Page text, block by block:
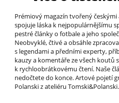
Prémiový magazín tvořený
spojuje láska k nejpopulárnějšímu
pestré články o fotbale a jeho
Neobvyklé, čtivé a obsáhle
s legendami a předními experty,
kauzy a komentáře ze všech koutů
k rychloobrátkovému čtení. Naše
nedočtete do konce. Artové pojetí
Polanski z ateliéru Tomski&Polanski.